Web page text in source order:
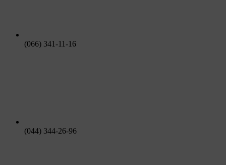
(066) 341-11-16
(044) 344-26-96